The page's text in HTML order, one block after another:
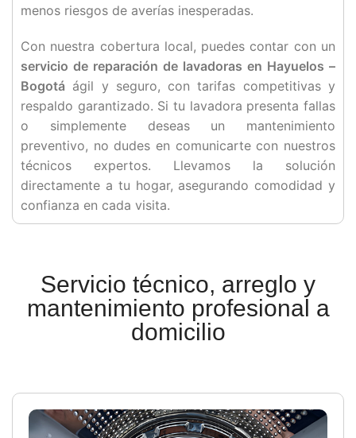
menos riesgos de averías inesperadas.
Con nuestra cobertura local, puedes contar con un
servicio de reparación de lavadoras en Hayuelos –
Bogotá ágil y seguro, con tarifas competitivas y
respaldo garantizado. Si tu lavadora presenta fallas
o simplemente deseas un mantenimiento
preventivo, no dudes en comunicarte con nuestros
técnicos expertos. Llevamos la solución
directamente a tu hogar, asegurando comodidad y
confianza en cada visita.
Servicio técnico, arreglo y
mantenimiento profesional a
domicilio